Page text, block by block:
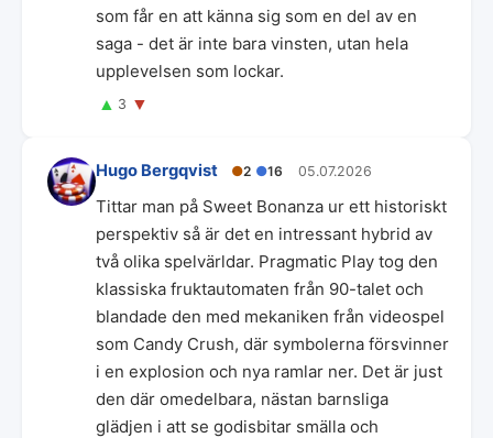
som får en att känna sig som en del av en
saga - det är inte bara vinsten, utan hela
upplevelsen som lockar.
▲ 3 ▼
Hugo Bergqvist ●2 ●16 05.07.2026
Tittar man på Sweet Bonanza ur ett historiskt
perspektiv så är det en intressant hybrid av
två olika spelvärldar. Pragmatic Play tog den
klassiska fruktautomaten från 90-talet och
blandade den med mekaniken från videospel
som Candy Crush, där symbolerna försvinner
i en explosion och nya ramlar ner. Det är just
den där omedelbara, nästan barnsliga
glädjen i att se godisbitar smälla och